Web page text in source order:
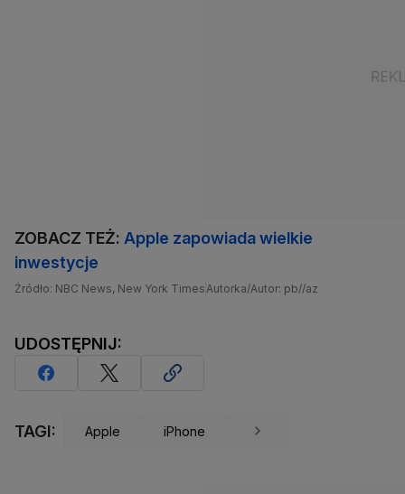
ZOBACZ TEŻ: Apple zapowiada wielkie
inwestycje
Źródło: NBC News, New York TimesAutorka/Autor: pb//az
UDOSTĘPNIJ:
TAGI: Apple iPhone